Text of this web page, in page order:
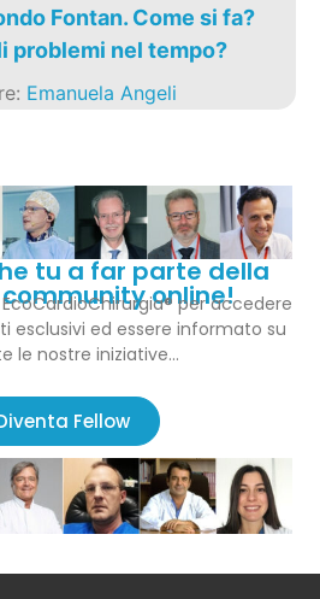
Fontan. Come si fa?
problemi nel tempo?
Emanuela Angeli
tu a far parte della
online!
per accedere
esclusivi ed essere informato su
le nostre iniziative…
Fellow